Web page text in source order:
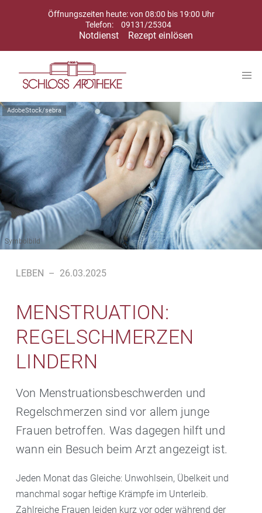
Öffnungszeiten heute: von 08:00 bis 19:00 Uhr
Telefon:
09131/25304
Notdienst Rezept einlösen
AdobeStock/sebra
Symbolbild
LEBEN – 26.03.2025
MENSTRUATION:
REGELSCHMERZEN
LINDERN
Von Menstruationsbeschwerden und
Regelschmerzen sind vor allem junge
Frauen betroffen. Was dagegen hilft und
wann ein Besuch beim Arzt angezeigt ist.
Jeden Monat das Gleiche: Unwohlsein, Übelkeit und
manchmal sogar heftige Krämpfe im Unterleib.
Zahlreiche Frauen leiden kurz vor oder während der